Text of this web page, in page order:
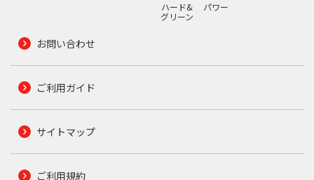
ハード&
グリーン
パワー
お問い合わせ
ご利用ガイド
サイトマップ
ご利用規約